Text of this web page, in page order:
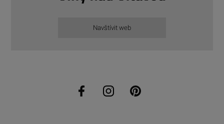
Navštívit web